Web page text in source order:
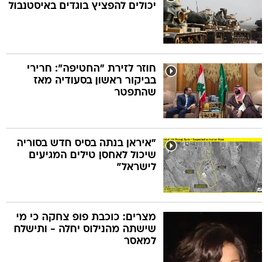
יכולים להפציץ בוגדים באיסטנבול
חוזר לזירת "החטיפה": חרירי
בביקור ראשון בסעודיה מאז
שהתפטר
"איראן בנתה בסיס חדש בסוריה
שיכול לאחסן טילים המגיעים
לישראל"
מצרים: כוכבת פופ צחקה כי מי
שישתה מהנילוס יחלה - ותישלח
למאסר